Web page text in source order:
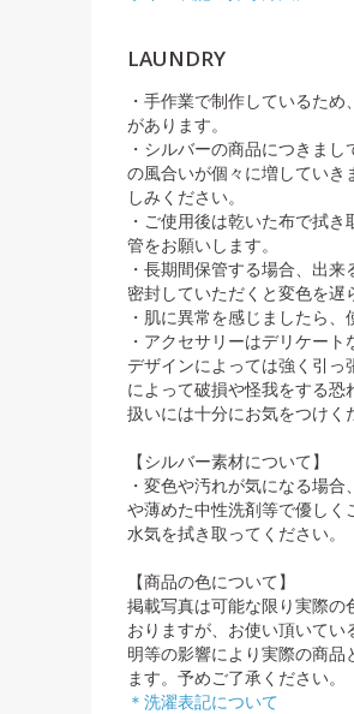
LAUNDRY
・手作業で制作しているた
があります。
・シルバーの商品につきま
の風合いが個々に増していき
しみください。
・ご使用後は乾いた布で拭
管をお願いします。
・長期間保管する場合、出
密封していただくと変色を遅
・肌に異常を感じましたら、
・アクセサリーはデリケート
デザインによっては強く引っ
によって破損や怪我をする恐
扱いには十分にお気をつけく
【シルバー素材について】
・変色や汚れが気になる場
や薄めた中性洗剤等で優しく
水気を拭き取ってください。
【商品の色について】
掲載写真は可能な限り実際の
おりますが、お使い頂いてい
明等の影響により実際の商品
ます。予めご了承ください。
＊洗濯表記について